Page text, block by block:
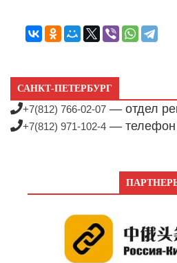
САНКТ-ПЕТЕРБУРГ
+7(812) 766-02-07 — отдел
+7(812) 971-102-4 — телефон